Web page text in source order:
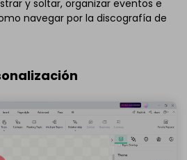
y soltar, organizar eventos e
navegar por la discografía de